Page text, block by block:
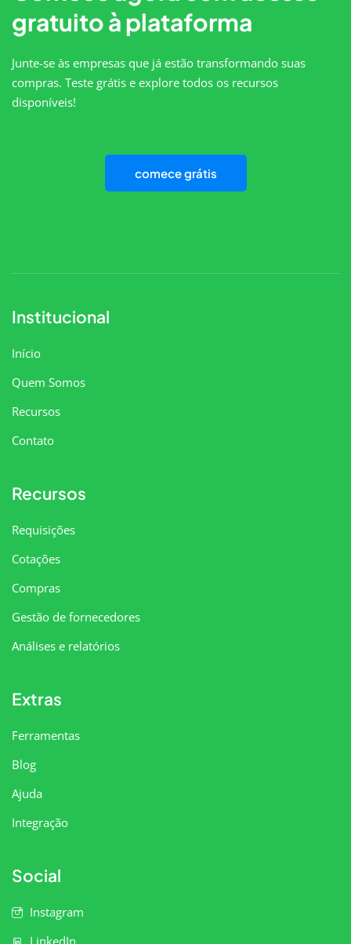
gratuito à plataforma
Junte-se às empresas que já estão transformando suas
compras. Teste grátis e explore todos os recursos
disponíveis!
comece grátis
Institucional
Início
Quem Somos
Recursos
Contato
Recursos
Requisições
Cotações
Compras
Gestão de fornecedores
Análises e relatórios
Extras
Ferramentas
Blog
Ajuda
Integração
Social
Instagram